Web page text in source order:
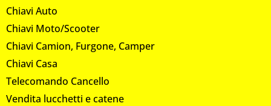
Chiavi Auto
Chiavi Moto/Scooter
Chiavi Camion, Furgone, Camper
Chiavi Casa
Telecomando Cancello
Vendita lucchetti e catene